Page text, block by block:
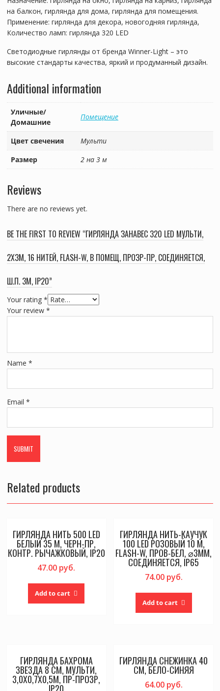
на балкон, гирлянда для дома, гирлянда для помещения.
Применение: гирлянда для декора, новогодняя гирлянда,
Количество ламп: гирлянда 320 LED
Светодиодные гирлянды от бренда Winner-Light – это
высокие стандарты качества, яркий и продуманный дизайн.
Additional information
Уличные/
Домашние
Помещение
Цвет свечения
Мульти
Размер
2 на 3 м
Reviews
There are no reviews yet.
BE THE FIRST TO REVIEW “ГИРЛЯНДА ЗАНАВЕС 320 LED МУЛЬТИ,
2Х3М, 16 НИТЕЙ, FLASH-W, В ПОМЕЩ, ПРОЗР-ПР, СОЕДИНЯЕТСЯ,
Ш.П. 3М, IP20”
Your rating *
Your review *
Name *
Email *
Related products
ГИРЛЯНДА НИТЬ 500 LED
БЕЛЫЙ 35 М, ЧЕРН-ПР,
КОНТР. РЫЧАЖКОВЫЙ, IP20
47.00 руб.
Add to cart
ГИРЛЯНДА НИТЬ-КАУЧУК
100 LED РОЗОВЫЙ 10 М,
FLASH-W, ПРОВ-БЕЛ, ⌀3ММ,
СОЕДИНЯЕТСЯ, IP65
74.00 руб.
Add to cart
ГИРЛЯНДА БАХРОМА
ЗВЕЗДА 8 СМ, МУЛЬТИ,
3,0Х0,7Х0,5М, ПР-ПРОЗР,
IP20
ГИРЛЯНДА СНЕЖИНКА 40
СМ, БЕЛО-СИНЯЯ
64.00 руб.